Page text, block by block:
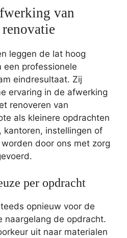
van
leggen de lat hoog
een professionele
eindresultaat. Zij
ervaring in de afwerking
renoveren van
als kleinere opdrachten
kantoren, instellingen of
door ons met zorg
per opdracht
opnieuw voor de
naargelang de opdracht.
uit naar materialen